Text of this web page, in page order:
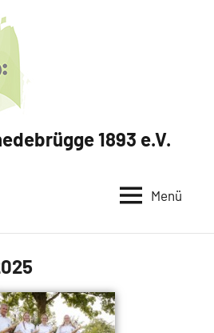
1893 e.V.
Menü